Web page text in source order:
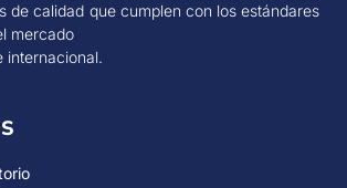
de calidad que cumplen con los estándares
mercado
internacional.